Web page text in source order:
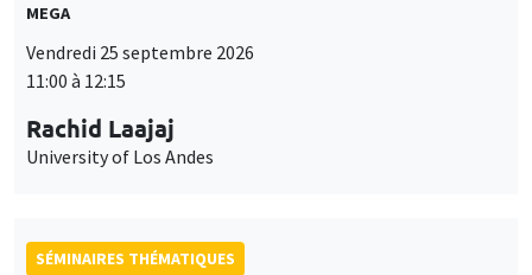
MEGA
Vendredi 25 septembre 2026
11:00 à 12:15
Rachid Laajaj
University of Los Andes
SÉMINAIRES THÉMATIQUES